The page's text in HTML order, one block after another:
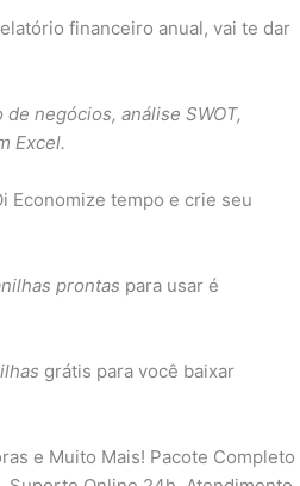
financeiro anual, vai te dar
negócios, análise SWOT,
Excel.
Economize tempo e crie seu
prontas para usar é
grátis para você baixar
e Muito Mais! Pacote Completo